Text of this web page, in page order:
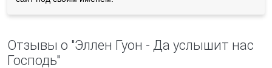
Отзывы о "Эллен Гуон - Да услышит нас
Господь"